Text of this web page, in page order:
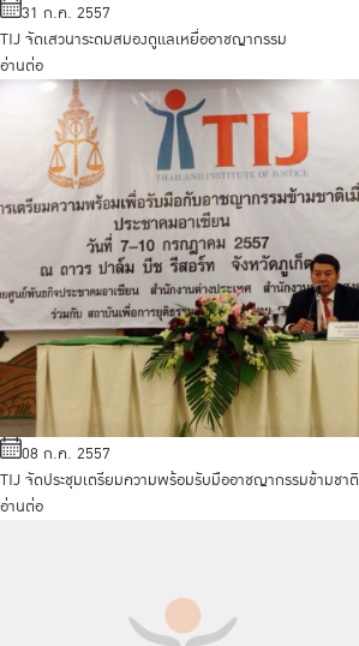
31 ก.ค. 2557
TIJ จัดเสวนาระดมสมองดูแลเหยื่ออาชญากรรม
อ่านต่อ
08 ก.ค. 2557
TIJ จัดประชุมเตรียมความพร้อมรับมืออาชญากรรมข้ามชาติ
อ่านต่อ